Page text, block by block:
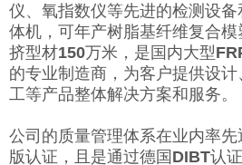
仪、氧指数仪等先进的检测设
体机，可年产树脂基纤维复合模
挤型材150万米，是国内大型
的专业制造商，为客户提供设
工等产品整体解决方案和服务。
公司的质量管理体系在业内率先
版认证，且是通过德国 DIBT认